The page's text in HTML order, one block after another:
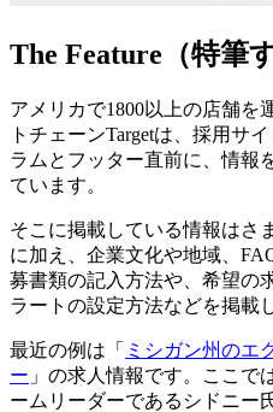
The Feature（特筆
アメリカで1800以上の店舗を
トチェーンTargetは、採用サ
ラムとフッター直前に、情報
ています。
そこに掲載している情報はさ
に加え、企業文化や地域、
募書類の記入方法や、希望の
ラートの設定方法などを掲載
最近の例は「 ミシガン州のエ
ー 」の求人情報です。ここで
ームリーダーであるシドニー